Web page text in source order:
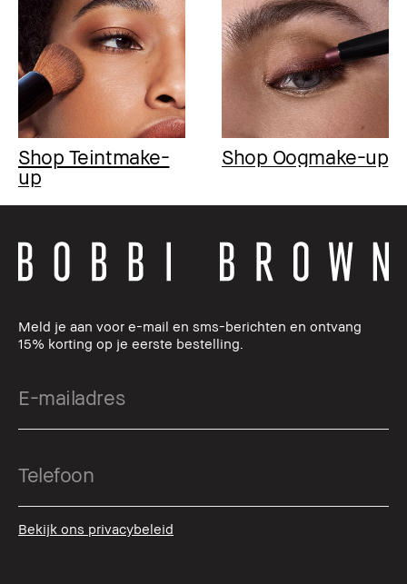
Shop Teintmake-
up
Shop Oogmake-up
Meld je aan voor e-mail en sms-berichten en ontvang
15% korting op je eerste bestelling.
Bekijk ons privacybeleid